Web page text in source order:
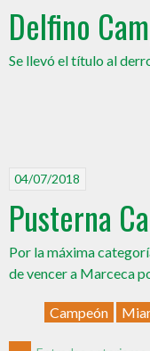
Delfino
Se llevó el título al
04/07/2018
Pusterna
Por la máxima
de vencer a Marceca
Campeón